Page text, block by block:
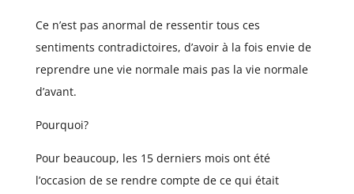
Ce n’est pas anormal de ressentir tous ces
sentiments contradictoires, d’avoir à la fois envie de
reprendre une vie normale mais pas la vie normale
d’avant.
Pourquoi?
Pour beaucoup, les 15 derniers mois ont été
l’occasion de se rendre compte de ce qui était